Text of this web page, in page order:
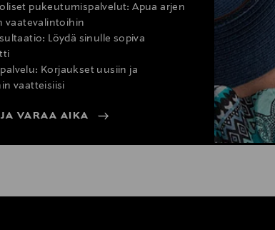
pukeutumispalvelut: Apua arjen
vaatevalintoihin
Löydä sinulle sopiva
Korjaukset uusiin ja
vaatteisiisi
VARAA AIKA